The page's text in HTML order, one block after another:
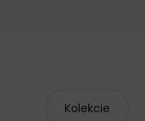
Kolekcie